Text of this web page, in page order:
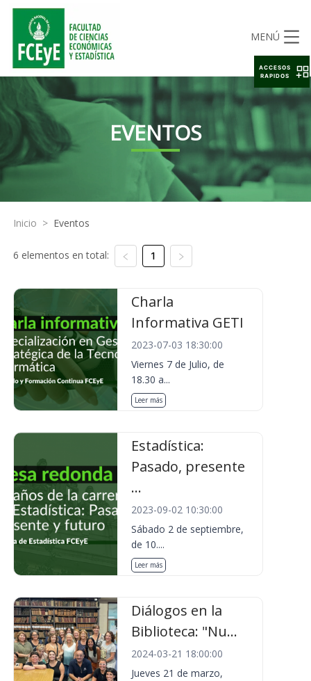
MENÚ
EVENTOS
Inicio > Eventos
6 elementos en total: 1
Charla
Informativa GETI
2023-07-03 18:30:00
Viernes 7 de Julio, de
18.30 a...
Leer más
Estadística:
Pasado, presente
...
2023-09-02 10:30:00
Sábado 2 de septiembre,
de 10....
Leer más
Diálogos en la
Biblioteca: "Nu...
2024-03-21 18:00:00
Jueves 21 de marzo,
ACCESOS
RAPIDOS